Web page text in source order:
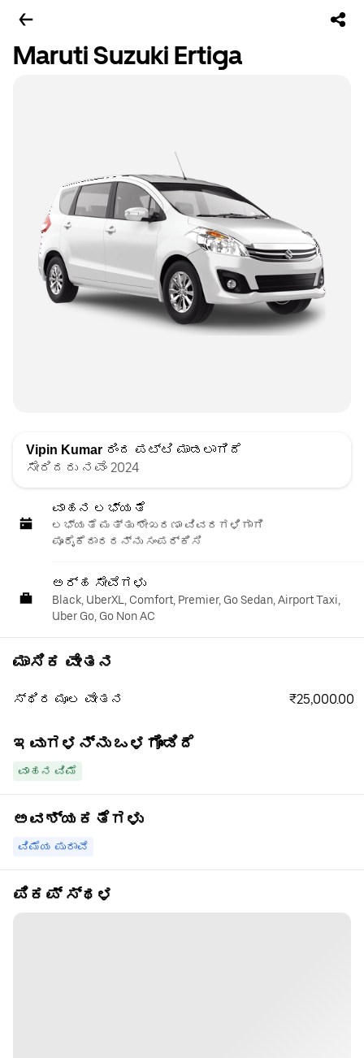
Maruti Suzuki Ertiga
Vipin Kumar ರಿಂದ ಪಟ್ಟಿ ಮಾಡಲಾಗಿದೆ
ಸೇರಿದರು ನವೆಂ 2024
ವಾಹನ ಲಭ್ಯತೆ
ಲಭ್ಯತೆ ಮತ್ತು ಶೇಖರಣಾ ವಿವರಗಳಿಗಾಗಿ
ಪೂರೈಕೆದಾರರನ್ನು ಸಂಪರ್ಕಿಸಿ
ಅರ್ಹ ಸೇವೆಗಳು
Black, UberXL, Comfort, Premier, Go Sedan, Airport Taxi,
Uber Go, Go Non AC
ಮಾಸಿಕ ವೇತನ
ಸ್ಥಿರ ಮೂಲ ವೇತನ ₹25,000.00
ಇವುಗಳನ್ನು ಒಳಗೊಂಡಿದೆ
ವಾಹನ ವಿಮೆ
ಅವಶ್ಯಕತೆಗಳು
ವಿಮೆಯ ಪುರಾವೆ
ಪಿಕಪ್ ಸ್ಥಳ